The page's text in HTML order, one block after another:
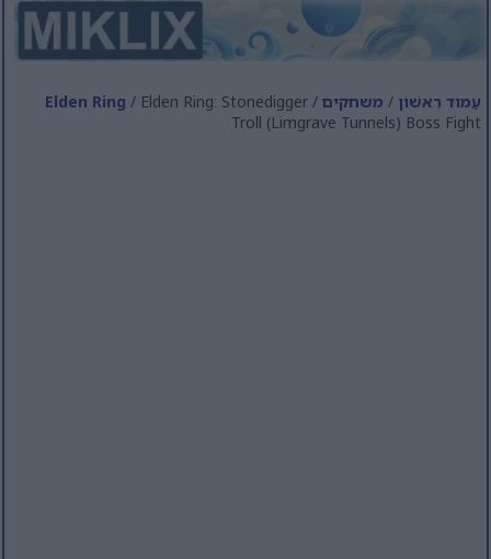
עַמוּד רִאשׁוֹן / משחקים /
Elden Ring / Elden Ring: Stonedigger
Troll (Limgrave Tunnels) Boss Fight